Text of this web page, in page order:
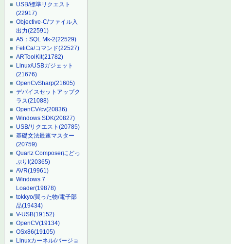
USB/標準リクエスト
(22917)
Objective-C/ファイル入
出力(22591)
A5：SQL Mk-2(22529)
FeliCa/コマンド(22527)
ARToolKit(21782)
Linux/USBガジェット
(21676)
OpenCvSharp(21605)
デバイスセットアップク
ラス(21088)
OpenCV/cv(20836)
Windows SDK(20827)
USB/リクエスト(20785)
基礎文法最速マスター
(20759)
Quartz Composerにどっ
ぷり!(20365)
AVR(19961)
Windows 7
Loader(19878)
tokkyo/買った物/電子部
品(19434)
V-USB(19152)
OpenCV(19134)
OSx86(19105)
Linuxカーネル/バージョ